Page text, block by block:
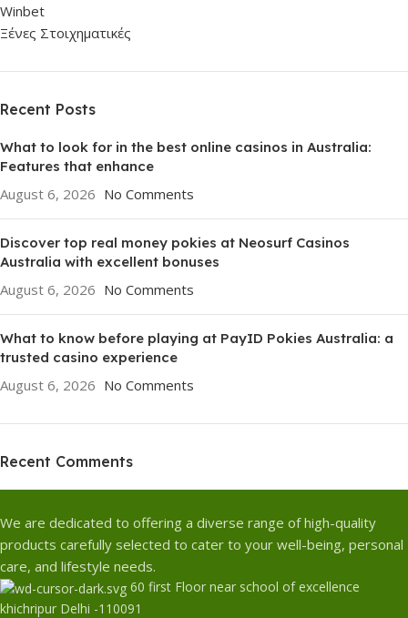
Winbet
Ξένες Στοιχηματικές
Recent Posts
What to look for in the best online casinos in Australia:
Features that enhance
August 6, 2026 No Comments
Discover top real money pokies at Neosurf Casinos
Australia with excellent bonuses
August 6, 2026 No Comments
What to know before playing at PayID Pokies Australia: a
trusted casino experience
August 6, 2026 No Comments
Recent Comments
We are dedicated to offering a diverse range of high-quality
products carefully selected to cater to your well-being, personal
care, and lifestyle needs.
60 first Floor near school of excellence
khichripur Delhi -110091